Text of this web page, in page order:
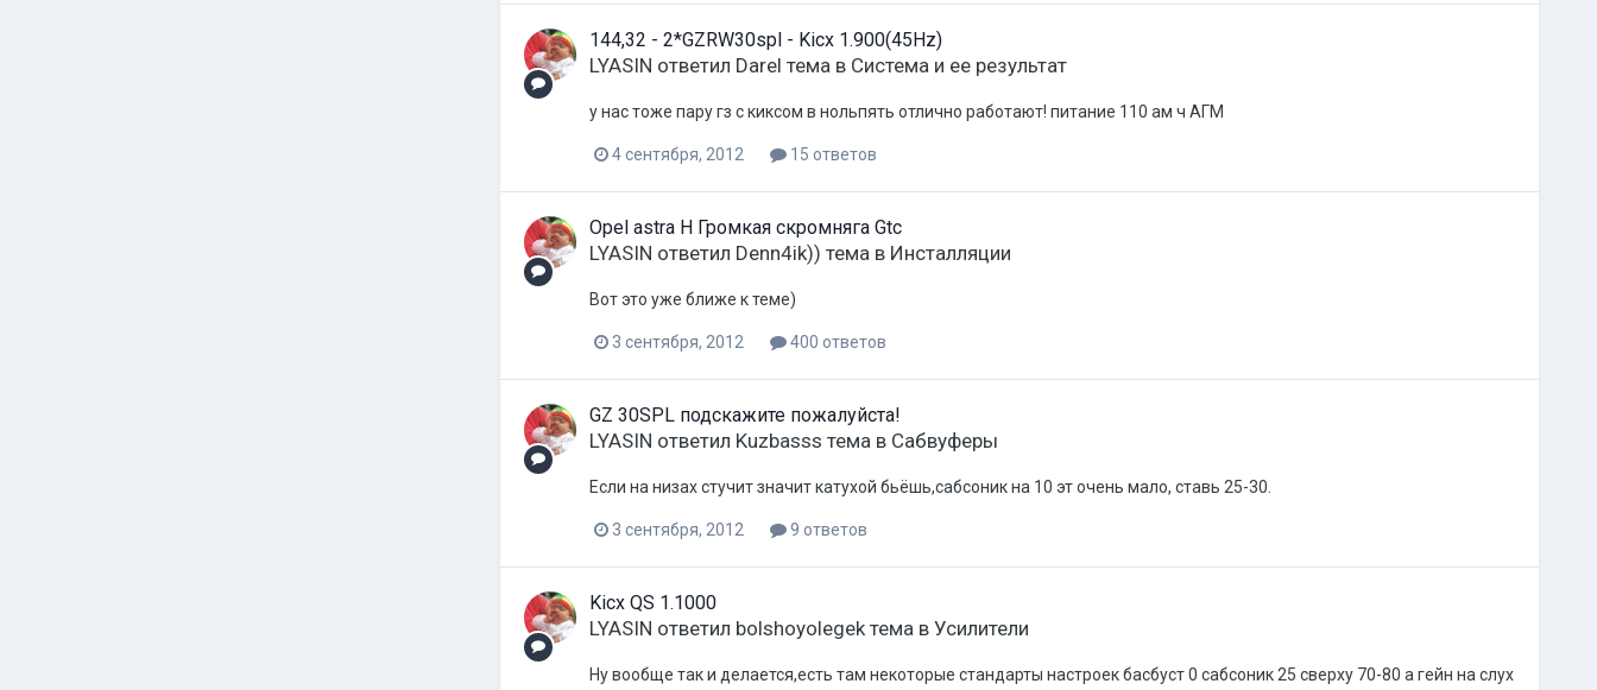
144,32 - 2*GZRW30spl - Kicx 1.900(45Hz)
LYASIN ответил Darel тема в Система и ее результат
у нас тоже пару гз с киксом в нольпять отлично работают! питание 110 ам ч АГМ
4 сентября, 2012 15 ответов
Opel astra H Громкая скромняга Gtc
LYASIN ответил Denn4ik)) тема в Инсталляции
Вот это уже ближе к теме)
3 сентября, 2012 400 ответов
GZ 30SPL подскажите пожалуйста!
LYASIN ответил Kuzbasss тема в Сабвуферы
Если на низах стучит значит катухой бьёшь,сабсоник на 10 эт очень мало, ставь 25-30.
3 сентября, 2012 9 ответов
Kicx QS 1.1000
LYASIN ответил bolshoyolegekтема в Усилители
Ну вообще так и делается,есть там некоторые стандарты настроек басбуст 0 сабсоник 25 сверху 70-80 а гейн на слух